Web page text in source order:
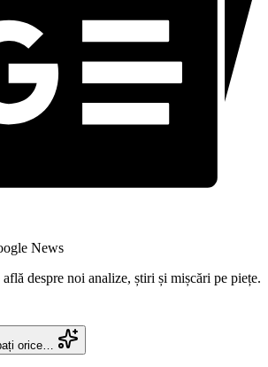
News
despre noi analize, știri și mișcări pe piețe.
orice…